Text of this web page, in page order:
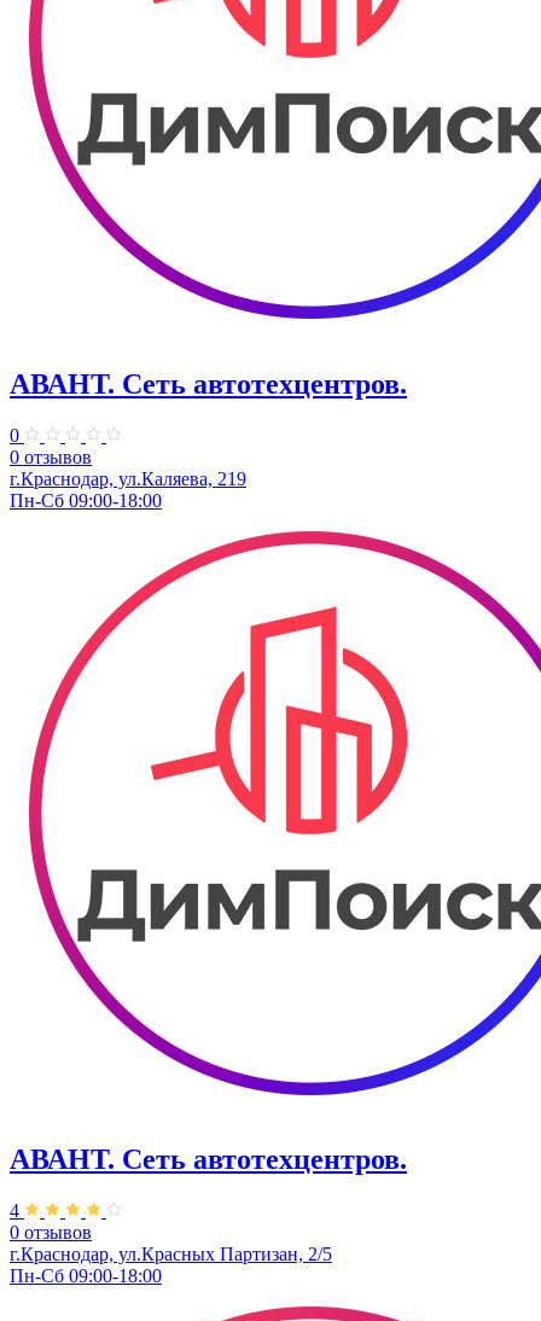
АВАНТ. ​Сеть автотехцентров.
0
0 отзывов
г.Краснодар, ул.Каляева, 219
Пн-Сб 09:00-18:00
АВАНТ. ​Сеть автотехцентров.
4
0 отзывов
г.Краснодар, ул.Красных Партизан, 2/5
Пн-Сб 09:00-18:00